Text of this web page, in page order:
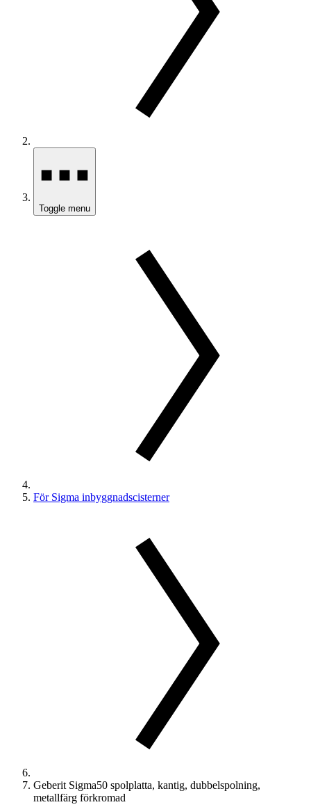
Toggle menu
För Sigma inbyggnadscisterner
Geberit Sigma50 spolplatta, kantig, dubbelspolning,
metallfärg förkromad